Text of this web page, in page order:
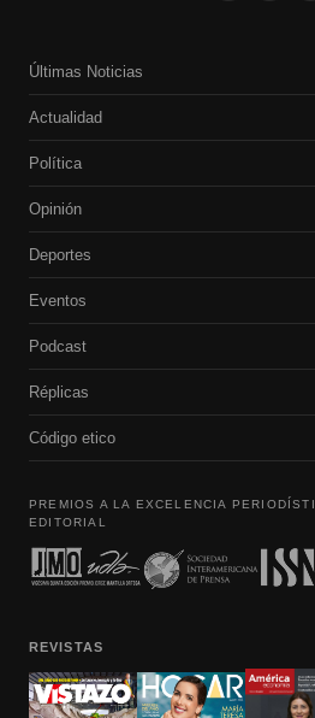
Últimas Noticias
Actualidad
Política
Opinión
Deportes
Eventos
Podcast
Réplicas
Código etico
PREMIOS A LA EXCELENCIA
EDITORIAL
REVISTAS